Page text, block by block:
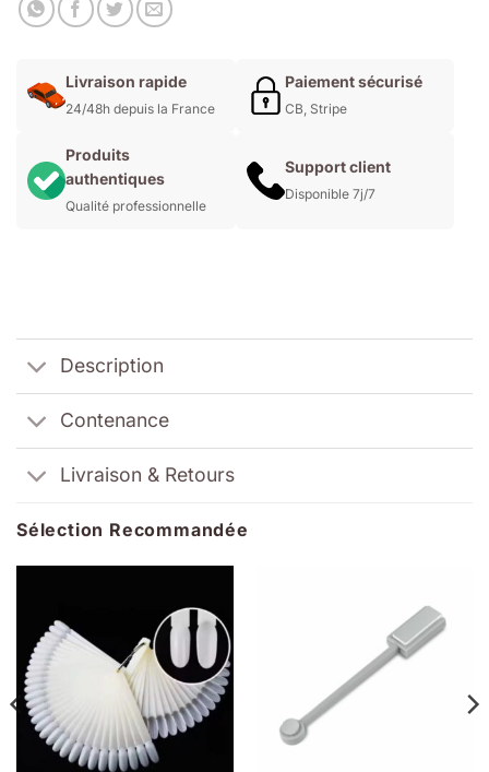
Livraison rapide
24/48h depuis la France
Paiement sécurisé
CB, Stripe
Produits
authentiques
Qualité professionnelle
Support client
Disponible 7j/7
Description
Contenance
Livraison & Retours
Sélection Recommandée